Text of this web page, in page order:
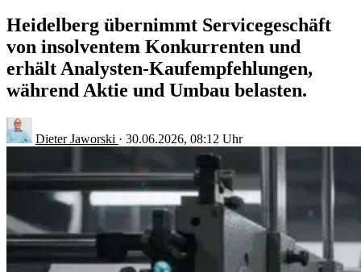
Heidelberg übernimmt Servicegeschäft
von insolventem Konkurrenten und
erhält Analysten-Kaufempfehlungen,
während Aktie und Umbau belasten.
Dieter Jaworski · 30.06.2026, 08:12 Uhr